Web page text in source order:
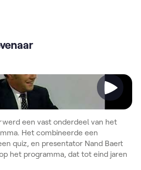
werd een vast onderdeel van het
Het combineerde een
quiz, en presentator Nand Baert
het programma, dat tot eind jaren